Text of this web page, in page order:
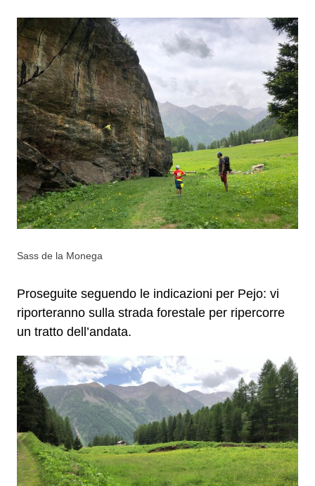
Sass de la Monega
Proseguite seguendo le indicazioni per Pejo: vi
riporteranno sulla strada forestale per ripercorre
un tratto dell’andata.